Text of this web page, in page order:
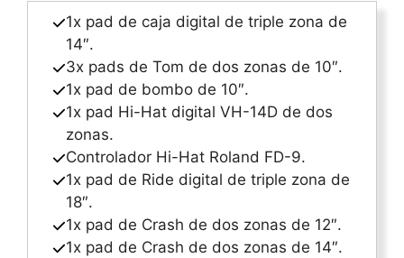
1x pad de caja digital de triple zona de
14″.
3x pads de Tom de dos zonas de 10″.
1x pad de bombo de 10″.
1x pad Hi-Hat digital VH-14D de dos
zonas.
Controlador Hi-Hat Roland FD-9.
1x pad de Ride digital de triple zona de
18″.
1x pad de Crash de dos zonas de 12″.
1x pad de Crash de dos zonas de 14″.